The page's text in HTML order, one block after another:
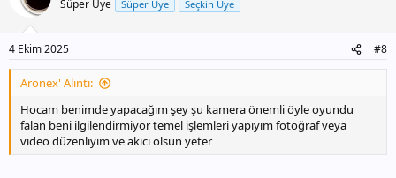
Süper Üye Süper Üye Seçkin Üye
4 Ekim 2025 #8
Aronex' Alıntı:
Hocam benimde yapacağım şey şu kamera önemli öyle oyundu
falan beni ilgilendirmiyor temel işlemleri yapıyım fotoğraf veya
video düzenliyim ve akıcı olsun yeter